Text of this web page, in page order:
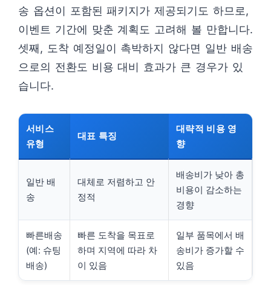
송 옵션이 포함된 패키지가 제공되기도 하므로,
이벤트 기간에 맞춘 계획도 고려해 볼 만합니다.
셋째, 도착 예정일이 촉박하지 않다면 일반 배송
으로의 전환도 비용 대비 효과가 큰 경우가 있
습니다.
서비스
유형
대표 특징
대략적 비용 영
향
일반 배
송
대체로 저렴하고 안
정적
배송비가 낮아 총
비용이 감소하는
경향
빠른배송
(예: 슈팅
배송)
빠른 도착을 목표로
하며 지역에 따라 차
이 있음
일부 품목에서 배
송비가 증가할 수
있음